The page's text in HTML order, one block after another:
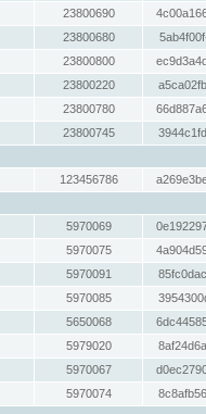
23800690
23800680
23800800
23800220
23800780
23800745
123456786
5970069
5970075
5970091
5970085
5650068
5979020
5970067
5970074